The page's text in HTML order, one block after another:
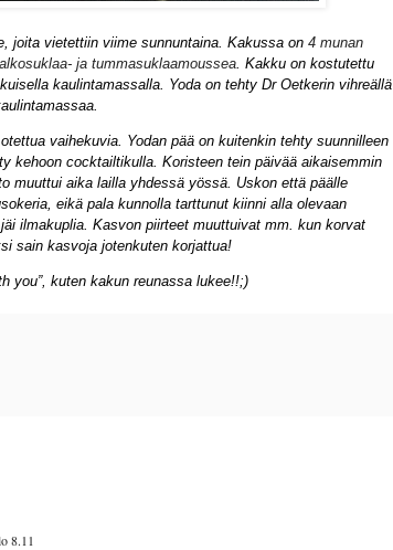
joita vietettiin viime sunnuntaina. Kakussa on 4 munan
ja tummasuklaamoussea . Kakku on kostutettu
kaulintamassalla. Yoda on tehty Dr Oetkerin vihreällä
vaihekuvia. Yodan pää on kuitenkin tehty suunnilleen
kehoon cocktailtikulla. Koristeen tein päivää aikaisemmin
muuttui aika lailla yhdessä yössä. Uskon että päälle
eikä pala kunnolla tarttunut kiinni alla olevaan
jäi ilmakuplia. Kasvon piirteet muuttuivat mm. kun korvat
sain kasvoja jotenkuten korjattua!
you”, kuten kakun reunassa lukee!!;)
8.11